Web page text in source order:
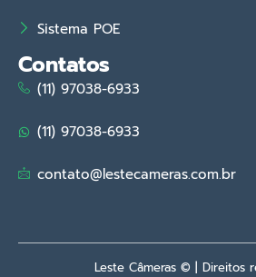
Sistema POE
Contatos
(11) 97038-6933
(11) 97038-6933
contato@lestecameras.com.br
Leste Câmeras © | Direitos